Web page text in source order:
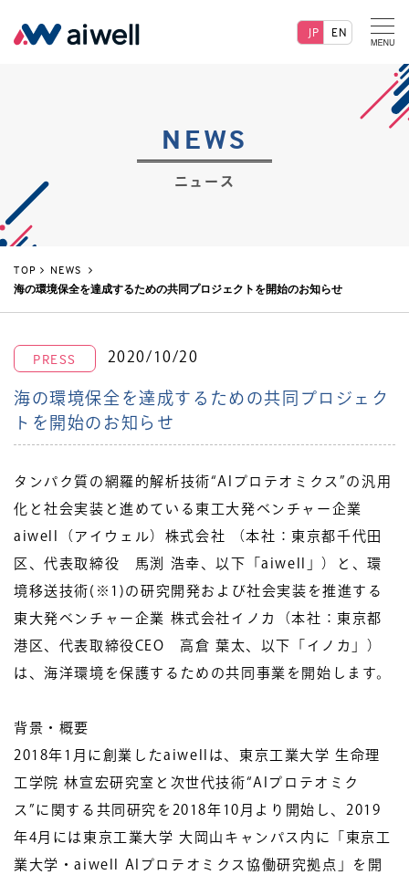
JP EN
NEWS
ニュース
TOP
NEWS
海の環境保全を達成するための共同プロジェクトを開始のお知らせ
PRESS 2020/10/20
海の環境保全を達成するための共同プロジェク
トを開始のお知らせ
タンパク質の網羅的解析技術“AIプロテオミクス”の汎用
化と社会実装と進めている東工大発ベンチャー企業
aiwell（アイウェル）株式会社 （本社：東京都千代田
区、代表取締役 馬渕 浩幸、以下「aiwell」）と、環
境移送技術(※1)の研究開発および社会実装を推進する
東大発ベンチャー企業 株式会社イノカ（本社：東京都
港区、代表取締役CEO 高倉 葉太、以下「イノカ」）
は、海洋環境を保護するための共同事業を開始します。
背景・概要
2018年1月に創業したaiwellは、東京工業大学 生命理
工学院 林宣宏研究室と次世代技術“AIプロテオミク
ス”に関する共同研究を2018年10月より開始し、2019
年4月には東京工業大学 大岡山キャンパス内に「東京工
業大学・aiwell AIプロテオミクス協働研究拠点」を開